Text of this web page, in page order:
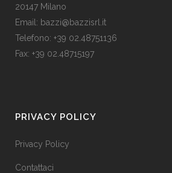
20147 Milano
Email: bazzi@bazzisrl.it
Telefono: +39 02.48751136
Fax: +39 02.48715197
PRIVACY POLICY
Privacy Policy
Contattaci